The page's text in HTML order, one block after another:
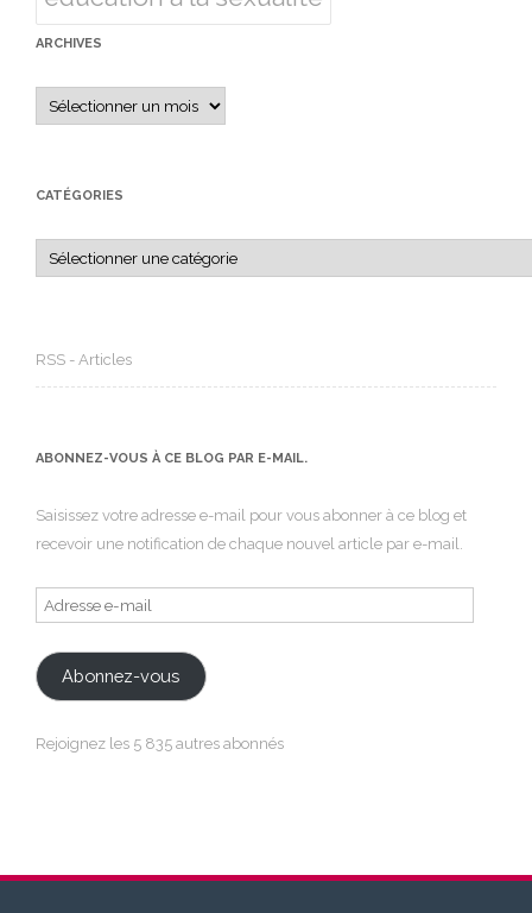
ARCHIVES
Archives
CATÉGORIES
Catégories
RSS - Articles
ABONNEZ-VOUS À CE BLOG PAR E-MAIL.
Saisissez votre adresse e-mail pour vous abonner à ce blog et
recevoir une notification de chaque nouvel article par e-mail.
Adresse
e-
mail
Abonnez-vous
Rejoignez les 5 835 autres abonnés